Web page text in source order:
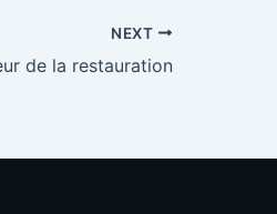
NEXT
de la restauration